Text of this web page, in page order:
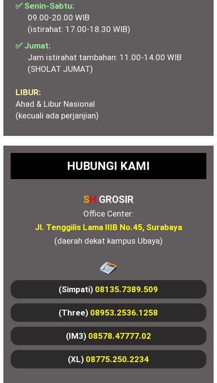
✅ Senin-Sabtu:
09.00-20.00 WIB
(istirahat: 17.00-18.30 WIB)
✅ Jumat:
Jam istirahat tambahan: 11.00-14.00 WIB
(SHOLAT JUMAT)
LIBUR:
Ahad & Libur Nasional
(kecuali ada perjanjian)
HUBUNGI KAMI
SH GROSIR
Office Center:
Jl. Tenggilis Lama IIIB No.45, Surabaya
(daerah dekat kampus Ubaya)
(Simpati) 08135.7389.509
(Three) 08953.2536.1258
(IM3) 08578.47777.02
(XL) 08775.250.2234